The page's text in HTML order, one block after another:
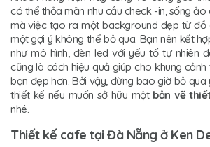
có thể thỏa mãn nhu cầu check -in, sống ảo
mà việc tạo ra một background đẹp từ
một gợi ý không thể bỏ qua. Bạn nên kết
như mô hình, đèn led với yếu tố tự nhiên
cũng là cách hiệu quả giúp cho khung
bạn đẹp hơn. Bởi vậy, đừng bao giờ bỏ
thiết kế nếu muốn sở hữu một bản vẽ
nhé.
Thiết kế cafe tại Đà Nẵng ở Ken